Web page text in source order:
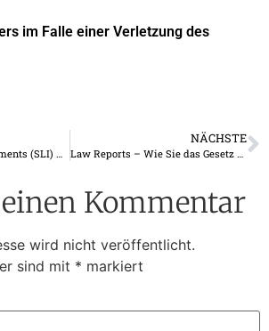
im Falle einer Verletzung des
Simple Land Improvements (SLI) – ein Werkzeug für Entwickler, Gemeinden und Eigentümer 2024
NÄCHSTE
Law Reports – Wie Sie das Gesetz finden (2 Leitfäden)
Kommentar
wird nicht veröffentlicht.
sind mit * markiert